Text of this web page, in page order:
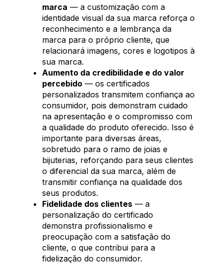
marca — a customização com a
identidade visual da sua marca reforça o
reconhecimento e a lembrança da
marca para o próprio cliente, que
relacionará imagens, cores e logotipos à
sua marca.
Aumento da credibilidade e do valor
percebido — os certificados
personalizados transmitem confiança ao
consumidor, pois demonstram cuidado
na apresentação e o compromisso com
a qualidade do produto oferecido. Isso é
importante para diversas áreas,
sobretudo para o ramo de joias e
bijuterias, reforçando para seus clientes
o diferencial da sua marca, além de
transmitir confiança na qualidade dos
seus produtos.
Fidelidade dos clientes — a
personalização do certificado
demonstra profissionalismo e
preocupação com a satisfação do
cliente, o que contribui para a
fidelização do consumidor.